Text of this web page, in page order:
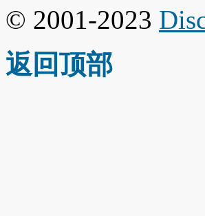
© 2001-2023
返回顶部